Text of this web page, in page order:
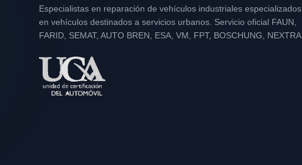
Especialistas en reparación de vehículos industriales especializados
en vehículos destinados a servicios urbanos. Servicio oficial FAUN,
FARID, SEMAT, AUTO BREN, ESA, VM, FPT, BOSCHUNG, NEXTRA.